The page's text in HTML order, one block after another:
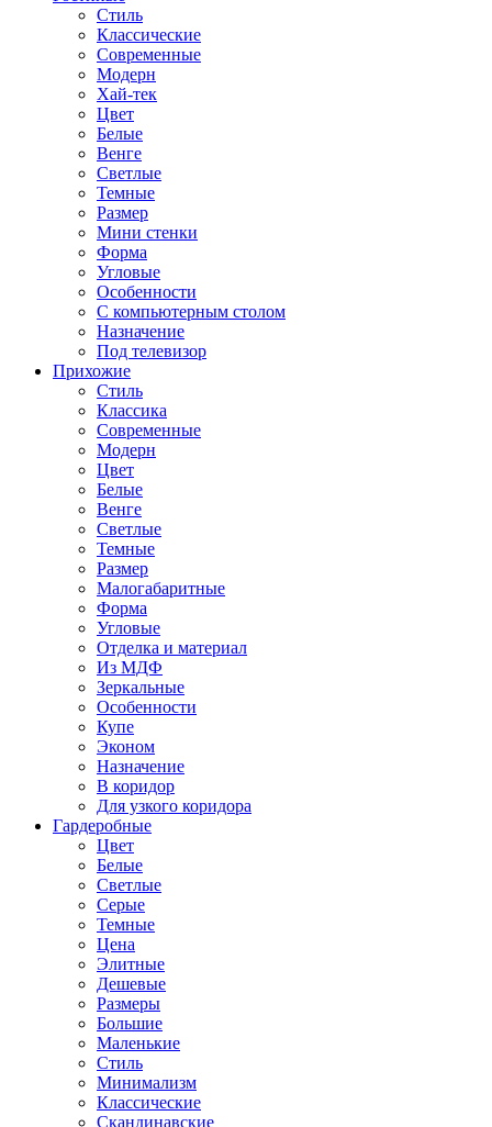
Стиль
Классические
Современные
Модерн
Хай-тек
Цвет
Белые
Венге
Светлые
Темные
Размер
Мини стенки
Форма
Угловые
Особенности
С компьютерным столом
Назначение
Под телевизор
Прихожие
Стиль
Классика
Современные
Модерн
Цвет
Белые
Венге
Светлые
Темные
Размер
Малогабаритные
Форма
Угловые
Отделка и материал
Из МДФ
Зеркальные
Особенности
Купе
Эконом
Назначение
В коридор
Для узкого коридора
Гардеробные
Цвет
Белые
Светлые
Серые
Темные
Цена
Элитные
Дешевые
Размеры
Большие
Маленькие
Стиль
Минимализм
Классические
Скандинавские